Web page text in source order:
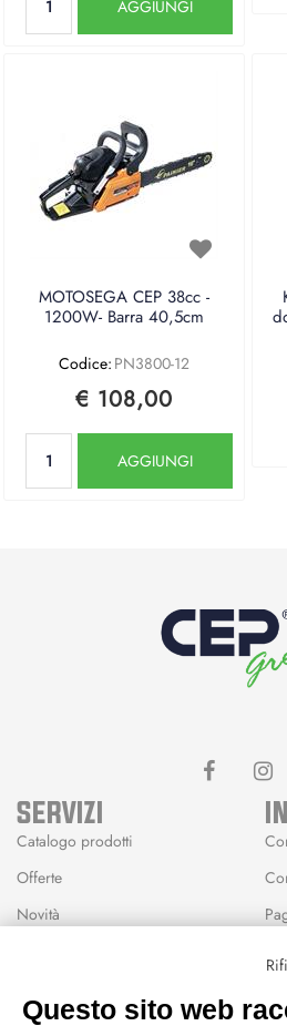
AGGIUNGI
MOTOSEGA CEP 38cc -
1200W- Barra 40,5cm
Codice: PN3800-12
€ 108,00
AGGIUNGI
SERVIZI
Catalogo prodotti
Offerte
Novità
Questo sito web